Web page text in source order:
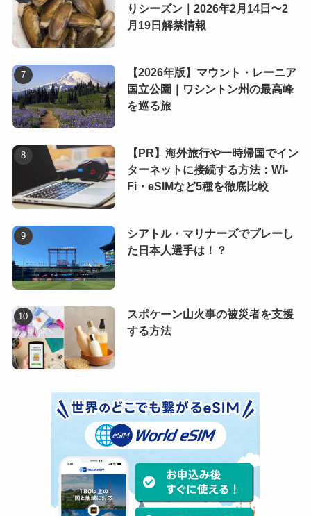
りシーズン｜2026年2月14日〜2
月19日解禁情報
【2026年版】マウント・レーニア
国立公園｜ワシントン州の最高峰
を巡る旅
【PR】海外旅行や一時帰国でイン
ターネットに接続する方法：Wi-
Fi・eSIMなど5種を徹底比較
シアトル・マリナーズでプレーし
た日本人選手は！？
スポケーン山火事の被災者を支援
する方法